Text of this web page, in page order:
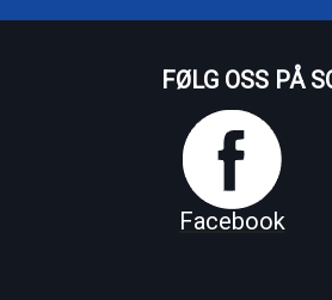
FØLG OSS PÅ
Facebook